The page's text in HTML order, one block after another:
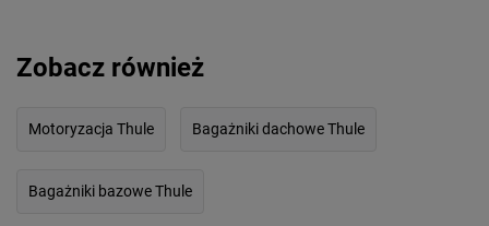
Zobacz również
Motoryzacja Thule Bagażniki dachowe Thule
Bagażniki bazowe Thule